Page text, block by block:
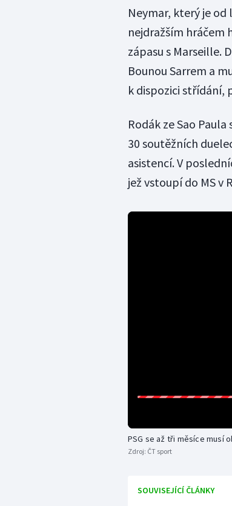
Neymar, který je
nejdražším hráčem
zápasu s Marseille.
Bounou Sarrem a
k dispozici střídání,
Rodák ze Sao
30 soutěžních
asistencí. V
jež vstoupí do MS v
PSG se až tři měsíce musí
Zdroj: ČT sport
SOUVISEJÍCÍ ČLÁNKY